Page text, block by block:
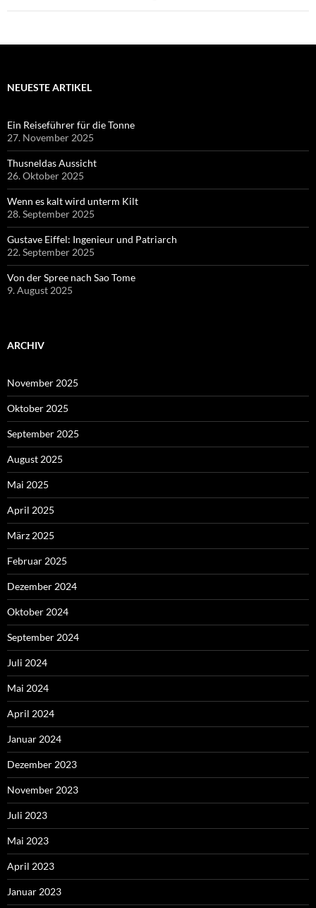
NEUESTE ARTIKEL
Ein Reiseführer für die Tonne
27. November 2025
Thusneldas Aussicht
26. Oktober 2025
Wenn es kalt wird unterm Kilt
28. September 2025
Gustave Eiffel: Ingenieur und Patriarch
22. September 2025
Von der Spree nach Sao Tome
9. August 2025
ARCHIV
November 2025
Oktober 2025
September 2025
August 2025
Mai 2025
April 2025
März 2025
Februar 2025
Dezember 2024
Oktober 2024
September 2024
Juli 2024
Mai 2024
April 2024
Januar 2024
Dezember 2023
November 2023
Juli 2023
Mai 2023
April 2023
Januar 2023